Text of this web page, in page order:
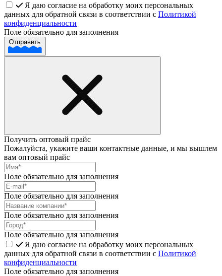
Я даю согласие на обработку моих персональных
данных для обратной связи в соответствии с Политикой
конфиденциальности
Поле обязательно для заполнения
Отправить
Получить оптовый прайс
Пожалуйста, укажите ваши контактные данные, и мы вышлем
вам оптовый прайс
Поле обязательно для заполнения
Поле обязательно для заполнения
Поле обязательно для заполнения
Поле обязательно для заполнения
Я даю согласие на обработку моих персональных
данных для обратной связи в соответствии с Политикой
конфиденциальности
Поле обязательно для заполнения